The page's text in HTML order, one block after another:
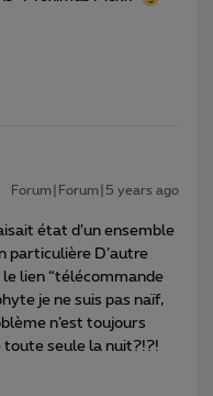
Forum|Forum|5 years ago
état d’un ensemble
particulière D’autre
lien “télécommande
je ne suis pas naïf,
n’est toujours
toute seule la nuit?!?!